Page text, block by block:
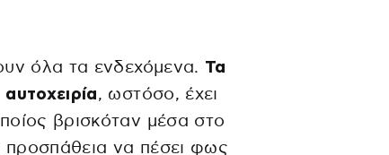
όλα τα ενδεχόμενα. Τα
, ωστόσο, έχει
βρισκόταν μέσα στο
προσπάθεια να πέσει φως